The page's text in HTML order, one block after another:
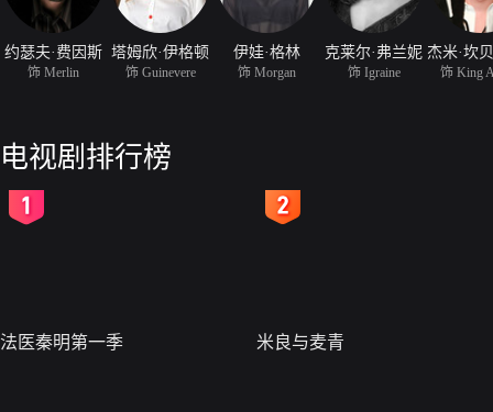
约瑟夫·费因斯
饰 Merlin
塔姆欣·伊格顿
饰 Guinevere
伊娃·格林
饰 Morgan
克莱尔·弗兰妮
饰 Igraine 饰 King
电视剧排行榜
法医秦明第一季 米良与麦青